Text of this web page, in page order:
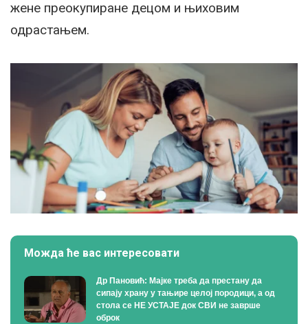
жене преокупиране децом и њиховим
одрастањем.
Можда ће вас интересовати
Др Пановић: Мајке треба да престану да
сипају храну у тањире целој породици, а од
стола се НЕ УСТАЈЕ док СВИ не заврше
оброк